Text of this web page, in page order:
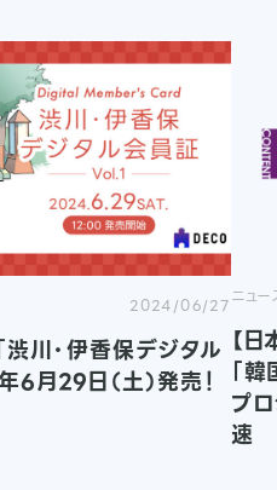
2024/06/27
川・伊香保デジタル
月29日（土）発売！
ニュー
【
「
プ
速